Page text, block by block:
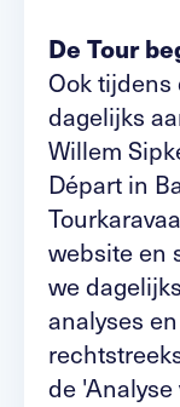
De Tour
Ook tijdens
dagelijks
Willem
Départ in
website en
we
analyses
de